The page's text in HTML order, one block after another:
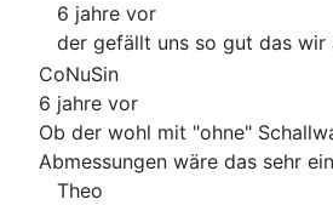
6 jahre vor
der gefällt uns so gut das wir
CoNuSin
6 jahre vor
Ob der wohl mit "ohne"
Abmessungen wäre das sehr
Theo